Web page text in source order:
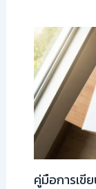
คู่มือการเขี